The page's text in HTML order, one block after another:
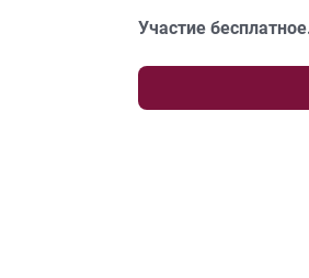
Участие